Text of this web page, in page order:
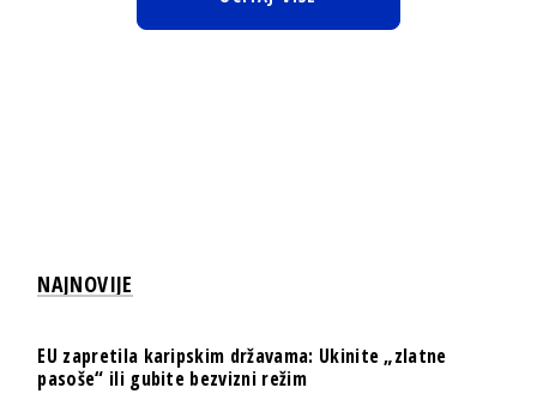
NAJNOVIJE
EU zapretila karipskim državama: Ukinite „zlatne
pasoše“ ili gubite bezvizni režim